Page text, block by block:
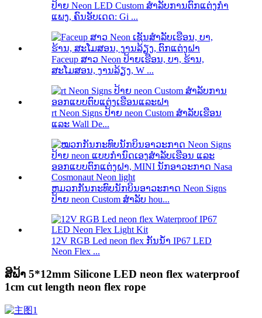
ປ້າຍ Neon LED Custom ສໍາລັບການຕົກແຕ່ງກໍາ
ແພງ, ຄົນອັບເດດ: Gi ...
Faceup ສາວ Neon ປ້າຍເຮືອນ, ບາ, ຮ້ານ,
ສະໂມສອນ, ງານລ້ຽງ, W ...
rt Neon Signs ປ້າຍ neon Custom ສໍາລັບເຮືອນ
ແລະ Wall De...
ຫມວກກັນກະທົບນັກບິນອາວະກາດ Neon Signs
ປ້າຍ neon Custom ສໍາລັບ hou...
12V RGB Led neon flex ກັນນ້ໍາ IP67 LED
Neon Flex ...
ສີຟ້າ 5*12mm Silicone LED neon flex waterproof
1cm cut length neon flex rope